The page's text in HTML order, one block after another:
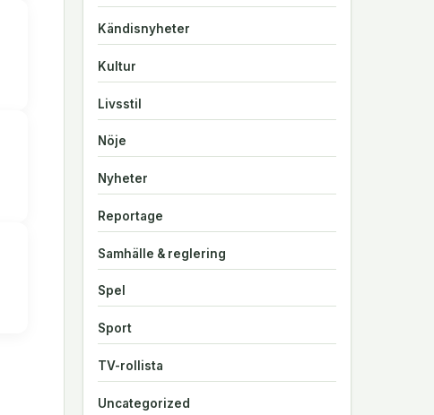
Kändisnyheter
Kultur
Livsstil
Nöje
Nyheter
Reportage
Samhälle & reglering
Spel
Sport
TV-rollista
Uncategorized